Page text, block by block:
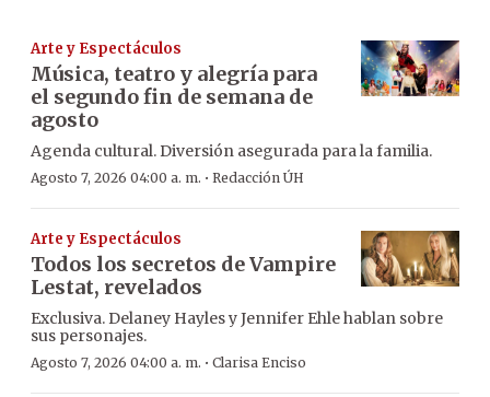
Arte y Espectáculos
Música, teatro y alegría para
el segundo fin de semana de
agosto
Agenda cultural. Diversión asegurada para la familia.
Agosto 7, 2026 04:00 a. m. · Redacción ÚH
Arte y Espectáculos
Todos los secretos de Vampire
Lestat, revelados
Exclusiva. Delaney Hayles y Jennifer Ehle hablan sobre
sus personajes.
Agosto 7, 2026 04:00 a. m. · Clarisa Enciso